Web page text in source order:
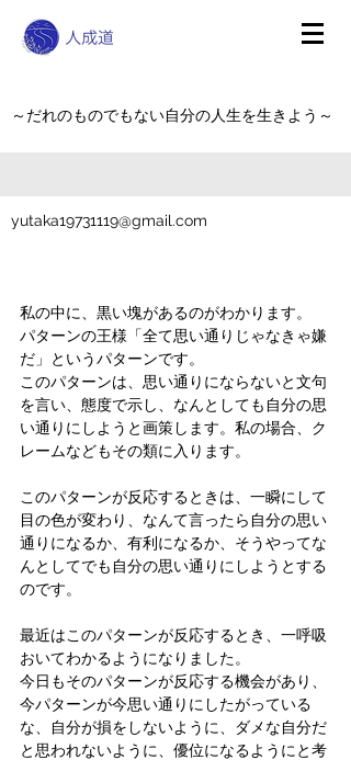
～だれのものでもない自分の人生を生きよう～
yutaka19731119@gmail.com
私の中に、黒い塊があるのがわかります。
パターンの王様「全て思い通りじゃなきゃ嫌
だ」というパターンです。
このパターンは、思い通りにならないと文句
を言い、態度で示し、なんとしても自分の思
い通りにしようと画策します。私の場合、ク
レームなどもその類に入ります。
このパターンが反応するときは、一瞬にして
目の色が変わり、なんて言ったら自分の思い
通りになるか、有利になるか、そうやってな
んとしてでも自分の思い通りにしようとする
のです。
最近はこのパターンが反応するとき、一呼吸
おいてわかるようになりました。
今日もそのパターンが反応する機会があり、
今パターンが今思い通りにしたがっている
な、自分が損をしないように、ダメな自分だ
と思われないように、優位になるようにと考